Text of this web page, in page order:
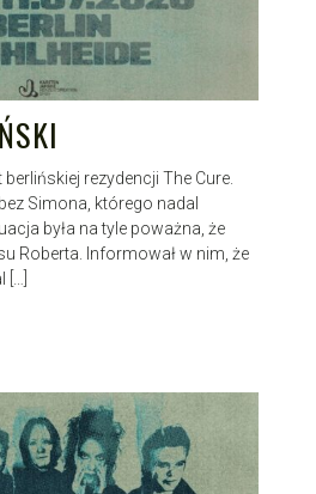
rezydencji The Cure.
Simona, którego nadal
była na tyle poważna, że
Roberta. Informował w nim, że
[…]